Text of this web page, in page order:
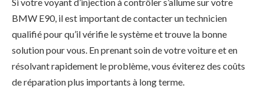
BMW E90, il est important de contacter un technicien
qualifié pour qu’il vérifie le système et trouve la bonne
solution pour vous. En prenant soin de votre voiture et en
résolvant rapidement le problème, vous éviterez des coûts
de réparation plus importants à long terme.